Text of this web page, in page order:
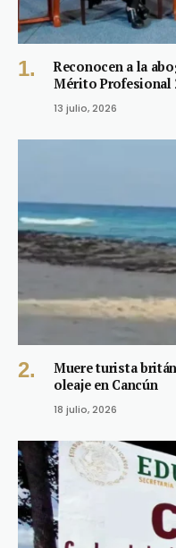
Reconocen a la
Mérito Profesional
13 julio, 2026
Muere turista
oleaje en Cancún
18 julio, 2026